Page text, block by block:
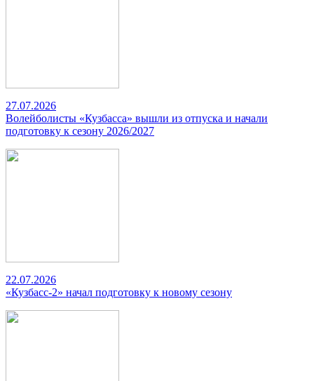
27.07.2026
Волейболисты «Кузбасса» вышли из отпуска и начали
подготовку к сезону 2026/2027
22.07.2026
«Кузбасс-2» начал подготовку к новому сезону